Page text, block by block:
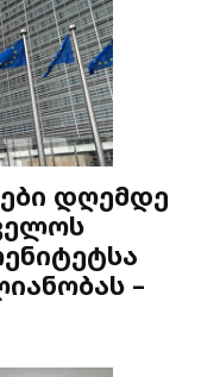
დღემდე
–